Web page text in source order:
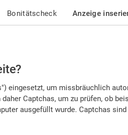
Bonitätscheck Anzeige
eingesetzt, um missbräuchlich
Captchas, um zu prüfen, ob
ausgefüllt wurde. Captchas